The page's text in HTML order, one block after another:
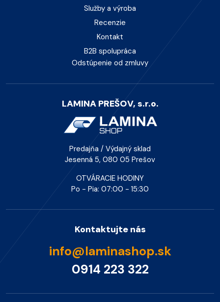
Služby a výroba
Recenzie
Kontakt
B2B spolupráca
Odstúpenie od zmluvy
LAMINA PREŠOV, s.r.o.
Predajňa / Výdajný sklad
Jesenná 5, 080 05 Prešov
OTVÁRACIE HODINY
Po - Pia: 07:00 - 15:30
Kontaktujte nás
info@laminashop.sk
0914 223 322